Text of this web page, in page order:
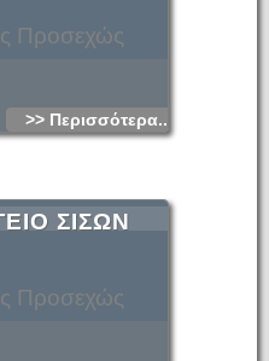
Προσεχώς
>> Περισσότερα...
Προσεχώς
ΣΙΣΩΝ